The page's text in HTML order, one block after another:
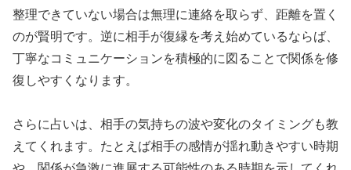
整理できていない場合は無理に連絡を取らず、距離を置く
のが賢明です。逆に相手が復縁を考え始めているならば、
丁寧なコミュニケーションを積極的に図ることで関係を修
復しやすくなります。
さらに占いは、相手の気持ちの波や変化のタイミングも教
えてくれます。たとえば相手の感情が揺れ動きやすい時期